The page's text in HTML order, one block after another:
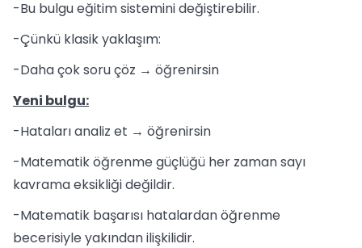
-Bu bulgu eğitim sistemini değiştirebilir.
-Çünkü klasik yaklaşım:
-Daha çok soru çöz → öğrenirsin
Yeni bulgu:
-Hataları analiz et → öğrenirsin
-Matematik öğrenme güçlüğü her zaman sayı
kavrama eksikliği değildir.
-Matematik başarısı hatalardan öğrenme
becerisiyle yakından ilişkilidir.